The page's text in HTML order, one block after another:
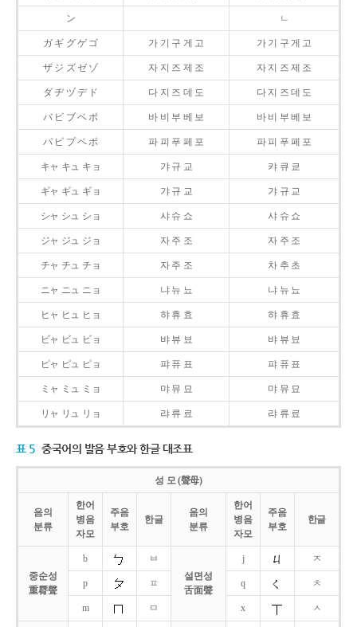
ン ㄴ
ガ ギ グ ゲ ゴ 가 기 구 게 고 가 기 구 게 고
ザ ジ ズ ゼ ゾ 자 지 즈 제 조 자 지 즈 제 조
ダ ヂ ヅ デ ド 다 지 즈 데 도 다 지 즈 데 도
バ ビ ブ ベ ボ 바 비 부 베 보 바 비 부 베 보
パ ピ プ ペ ポ 파 피 푸 페 포 파 피 푸 페 포
キャ キュ キョ 갸 규 교 캬 큐 쿄
ギャ ギュ ギョ 갸 규 교 갸 규 교
シャ シュ ショ 샤 슈 쇼 샤 슈 쇼
ジャ ジュ ジョ 자 주 조 자 주 조
チャ チュ チョ 자 주 조 차 추 초
ニャ ニュ ニョ 냐 뉴 뇨 냐 뉴 뇨
ヒャ ヒュ ヒョ 햐 휴 효 햐 휴 효
ビャ ビュ ビョ 뱌 뷰 뵤 뱌 뷰 뵤
ピャ ピュ ピョ 퍄 퓨 표 퍄 퓨 표
ミャ ミュ ミョ 먀 뮤 묘 먀 뮤 묘
リャ リュ リョ 랴 류 료 랴 류 료
표 5 중국어의 발음 부호와 한글 대조표
성 모 (聲母)
음의
분류
한어
병음
자모
주음
부호
한글
음의
분류
한어
병음
자모
주음
부호
한글
중순성
重脣聲
b
ㅂ
설면성
舌面聲
j ㅈ
p ㅍ q ㅊ
m ㅁ x ㅅ